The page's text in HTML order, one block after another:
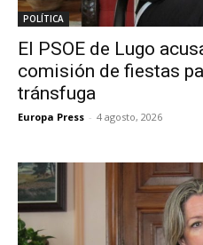
POLÍTICA
El PSOE de Lugo
comisión de fiestas
tránsfuga
Europa Press - 4 agosto, 2026